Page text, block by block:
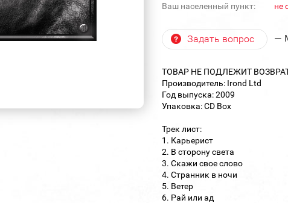
Ваш населенный пункт: не
Задать вопрос —
ТОВАР НЕ ПОДЛЕЖИТ
Производитель: Irond Ltd
Год выпуска: 2009
Упаковка: CD Box
Трек лист:
1. Карьерист
2. В сторону света
3. Скажи свое слово
4. Странник в ночи
5. Ветер
6. Рай или ад